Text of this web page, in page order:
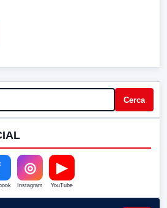
Cerca
◎
Instagram
▶
YouTube